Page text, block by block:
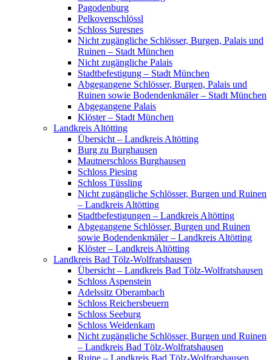
Pagodenburg
Pelkovenschlössl
Schloss Suresnes
Nicht zugängliche Schlösser, Burgen, Palais und
Ruinen – Stadt München
Nicht zugängliche Palais
Stadtbefestigung – Stadt München
Abgegangene Schlösser, Burgen, Palais und
Ruinen sowie Bodendenkmäler – Stadt München
Abgegangene Palais
Klöster – Stadt München
Landkreis Altötting
Übersicht – Landkreis Altötting
Burg zu Burghausen
Mautnerschloss Burghausen
Schloss Piesing
Schloss Tüssling
Nicht zugängliche Schlösser, Burgen und Ruinen
– Landkreis Altötting
Stadtbefestigungen – Landkreis Altötting
Abgegangene Schlösser, Burgen und Ruinen
sowie Bodendenkmäler – Landkreis Altötting
Klöster – Landkreis Altötting
Landkreis Bad Tölz-Wolfratshausen
Übersicht – Landkreis Bad Tölz-Wolfratshausen
Schloss Aspenstein
Adelssitz Oberambach
Schloss Reichersbeuern
Schloss Seeburg
Schloss Weidenkam
Nicht zugängliche Schlösser, Burgen und Ruinen
– Landkreis Bad Tölz-Wolfratshausen
Ruine – Landkreis Bad Tölz-Wolfratshausen